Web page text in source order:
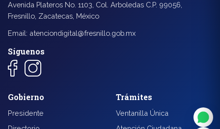
Avenida Plateros No. 1103, Col. Arboledas C.P. 99056,
Fresnillo, Zacatecas, México
Email: atenciondigital@fresnillo.gob.mx
Síguenos
Gobierno
Presidente
Trámites
Ventanilla Única